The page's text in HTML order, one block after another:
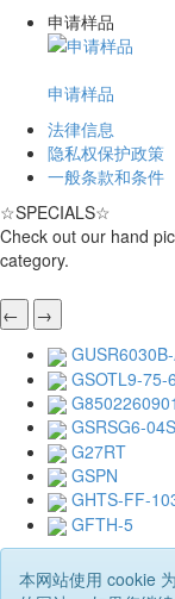
申请样品
申请样品
法律信息
隐私权保护政策
一般条款和条件
☆SPECIALS☆
Check out our hand
category.
←
→
GSOTL9-75-
GSRSG6-
G27RT
GSPN
GHTS-FF-
GFTH-5
本网站使用 cookie